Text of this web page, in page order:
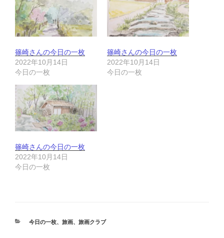
篠崎さんの今日の一枚
2022年10月14日
今日の一枚
篠崎さんの今日の一枚
2022年10月14日
今日の一枚
篠崎さんの今日の一枚
2022年10月14日
今日の一枚
カ
今日の一枚、 旅画、 旅画クラブ